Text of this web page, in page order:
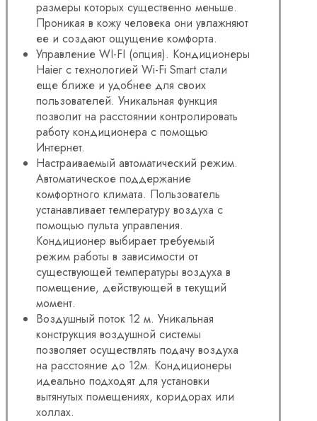
размеры которых существенно меньше.
Проникая в кожу человека они увлажняют
ее и создают ощущение комфорта.
Управление WI-FI (опция). Кондиционеры
Haier с технологией Wi-Fi Smart стали
еще ближе и удобнее для своих
пользователей. Уникальная функция
позволит на расстоянии контролировать
работу кондиционера с помощью
Интернет.
Настраиваемый автоматический режим.
Автоматическое поддержание
комфортного климата. Пользователь
устанавливает температуру воздуха с
помощью пульта управления.
Кондиционер выбирает требуемый
режим работы в зависимости от
существующей температуры воздуха в
помещение, действующей в текущий
момент.
Воздушный поток 12 м. Уникальная
конструкция воздушной системы
позволяет осуществлять подачу воздуха
на расстояние до 12м. Кондиционеры
идеально подходят для установки
вытянутых помещениях, коридорах или
холлах.